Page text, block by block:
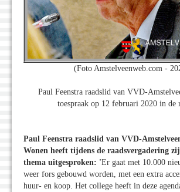
(Foto Amstelveenweb.com -
Paul Feenstra raadslid van VVD-
toespraak op 12 februari 2020 in de
Paul Feenstra raadslid van VVD-
Wonen heeft tijdens de raadsvergadering
thema uitgesproken: 'Er gaat met 10.000
weer fors gebouwd worden, met een extra
huur- en koop. Het college heeft in deze